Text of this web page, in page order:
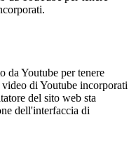
da Youtube per tenere
di Youtube incorporati
del sito web sta
dell'interfaccia di